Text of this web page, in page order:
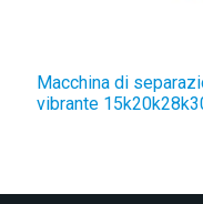
Macchina di
vibrante